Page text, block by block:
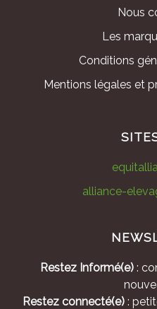
Nous
Les
Conditions
Mentions légales et
alliance-
Restez Informé(e):
Restez connecté(e):